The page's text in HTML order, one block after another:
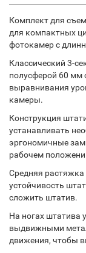
Комплект для
для компактных
фотокамер с
Классический 3-
полусферой 60 мм
выравнивания
камеры.
Конструкция
устанавливать
эргономичные
рабочем
Средняя растяжка
устойчивость
сложить штатив.
На ногах штатива
выдвижными
движения, чтобы